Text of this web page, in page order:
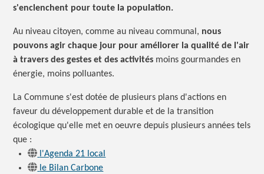
s'enclenchent pour toute la population.
Au niveau citoyen, comme au niveau communal, nous
pouvons agir chaque jour pour améliorer la qualité de l'air
à travers des gestes et des activités moins gourmandes en
énergie, moins polluantes.
La Commune s'est dotée de plusieurs plans d'actions en
faveur du développement durable et de la transition
écologique qu'elle met en oeuvre depuis plusieurs années tels
que :
l'Agenda 21 local
le Bilan Carbone